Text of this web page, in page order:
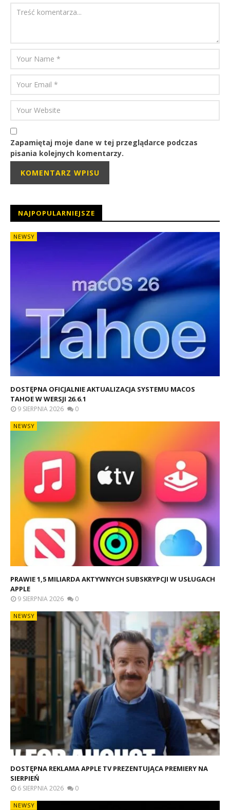
Zapamiętaj moje dane w tej przeglądarce podczas
pisania kolejnych komentarzy.
NAJPOPULARNIEJSZE
NEWSY
DOSTĘPNA OFICJALNIE AKTUALIZACJA SYSTEMU MACOS
TAHOE W WERSJI 26.6.1
9 SIERPNIA 2026 0
NEWSY
PRAWIE 1,5 MILIARDA AKTYWNYCH SUBSKRYPCJI W USŁUGACH
APPLE
9 SIERPNIA 2026 0
NEWSY
DOSTĘPNA REKLAMA APPLE TV PREZENTUJĄCA PREMIERY NA
SIERPIEŃ
6 SIERPNIA 2026 0
NEWSY